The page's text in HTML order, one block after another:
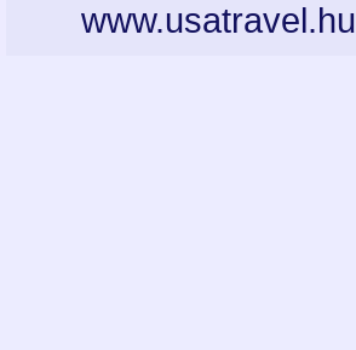
www.usatravel.hu